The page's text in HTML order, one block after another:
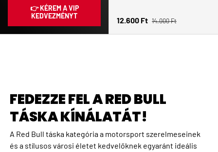
👉 KÉREM A VIP
KEDVEZMÉNYT
Eladási ár
12.600 Ft Normál ár
14.000 Ft
FEDEZZE FEL A RED BULL
TÁSKA KÍNÁLATÁT!
A Red Bull táska kategória a motorsport szerelmeseinek
és a stílusos városi életet kedvelőknek egyaránt ideális